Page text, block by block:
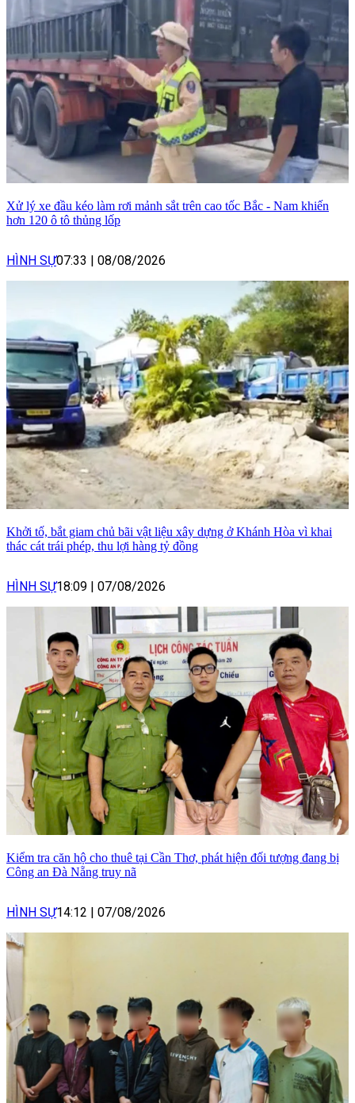
Xử lý xe đầu kéo làm rơi mảnh sắt trên cao tốc Bắc - Nam khiến
hơn 120 ô tô thủng lốp
HÌNH SỰ07:33 | 08/08/2026
Khởi tố, bắt giam chủ bãi vật liệu xây dựng ở Khánh Hòa vì khai
thác cát trái phép, thu lợi hàng tỷ đồng
HÌNH SỰ18:09 | 07/08/2026
Kiểm tra căn hộ cho thuê tại Cần Thơ, phát hiện đối tượng đang bị
Công an Đà Nẵng truy nã
HÌNH SỰ14:12 | 07/08/2026